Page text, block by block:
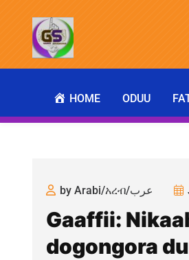
HOME ODUU
by Arabi/አረብ/عرب
Gaaffii:
dogongora